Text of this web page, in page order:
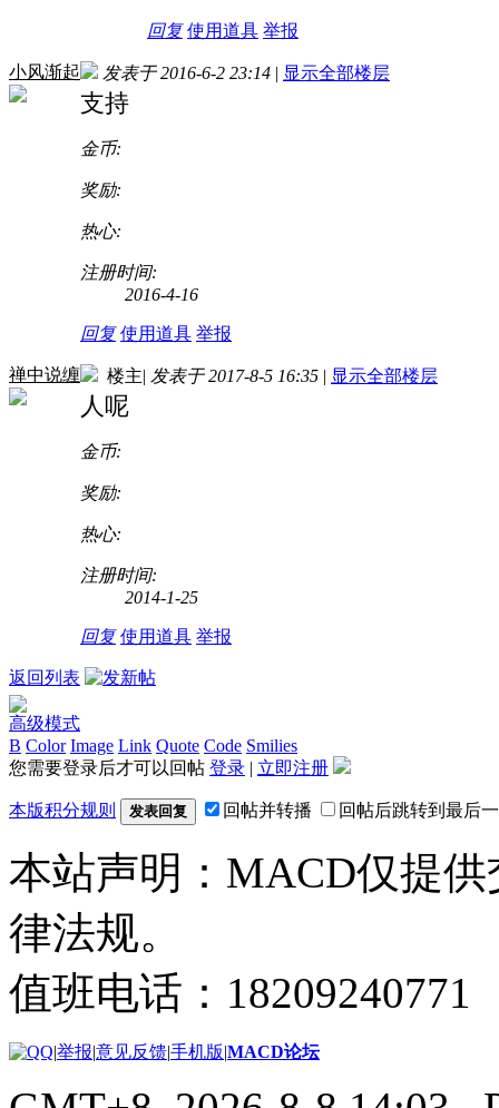
回复 使用道具 举报
小风渐起 发表于 2016-6-2 23:14 | 显示全部楼层
支持
金币:
奖励:
热心:
注册时间:
2016-4-16
回复 使用道具 举报
禅中说缠 楼主| 发表于 2017-8-5 16:35 | 显示全部楼层
人呢
金币:
奖励:
热心:
注册时间:
2014-1-25
回复 使用道具 举报
返回列表
高级模式
B Color Image Link Quote Code Smilies
您需要登录后才可以回帖 登录 | 立即注册
本版积分规则 发表回复 回帖并转播 回帖后跳转到最后
本站声明：MACD仅提
律法规。
值班电话：
|举报|意见反馈|手机版|MACD论坛